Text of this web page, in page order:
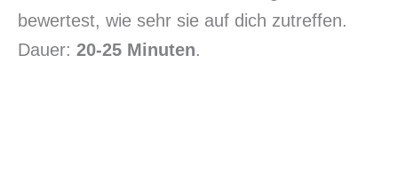
bewertest, wie sehr sie auf dich zutreffen.
Dauer: 20-25 Minuten.